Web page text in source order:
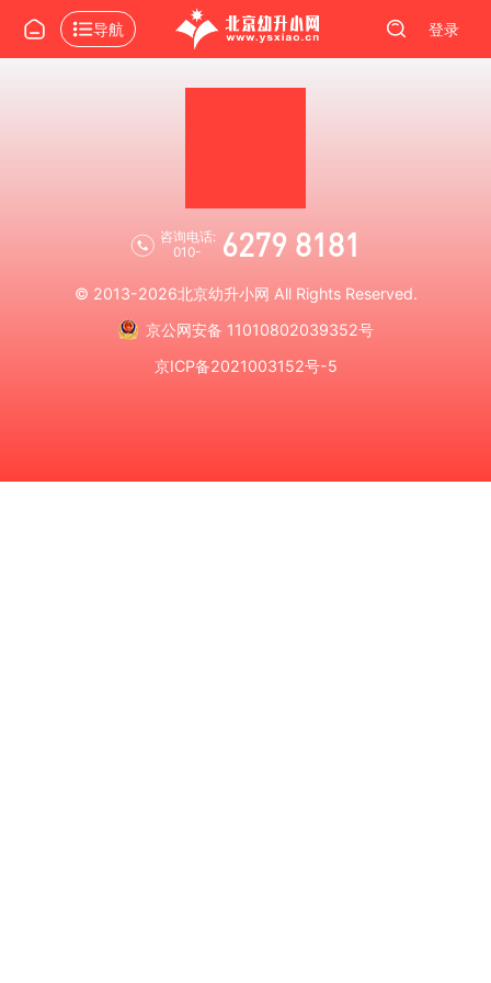
导航 登录
咨询电话:
010-
6279 8181
© 2013-2026北京幼升小网 All Rights Reserved.
京公网安备 11010802039352号
京ICP备2021003152号-5